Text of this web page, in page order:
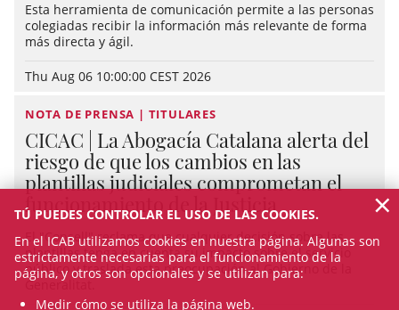
Esta herramienta de comunicación permite a las personas
colegiadas recibir la información más relevante de forma
más directa y ágil.
Thu Aug 06 10:00:00 CEST 2026
NOTA DE PRENSA | TITULARES
CICAC | La Abogacía Catalana alerta del
riesgo de que los cambios en las
plantillas judiciales comprometan el
funcionamiento de la Justicia
El "Consell" reclama que cualquier decisión sobre las
plantillas tenga en cuenta su impacto sobre el servicio
público y traslada esta preocupación al Gobierno de la
Generalitat.
TÚ PUEDES CONTROLAR EL USO DE LAS COOKIES.
En el ICAB utilizamos cookies en nuestra página. Algunas son
estrictamente necesarias para el funcionamiento de la
página, y otros son opcionales y se utilizan para:
Medir cómo se utiliza la página web.
×